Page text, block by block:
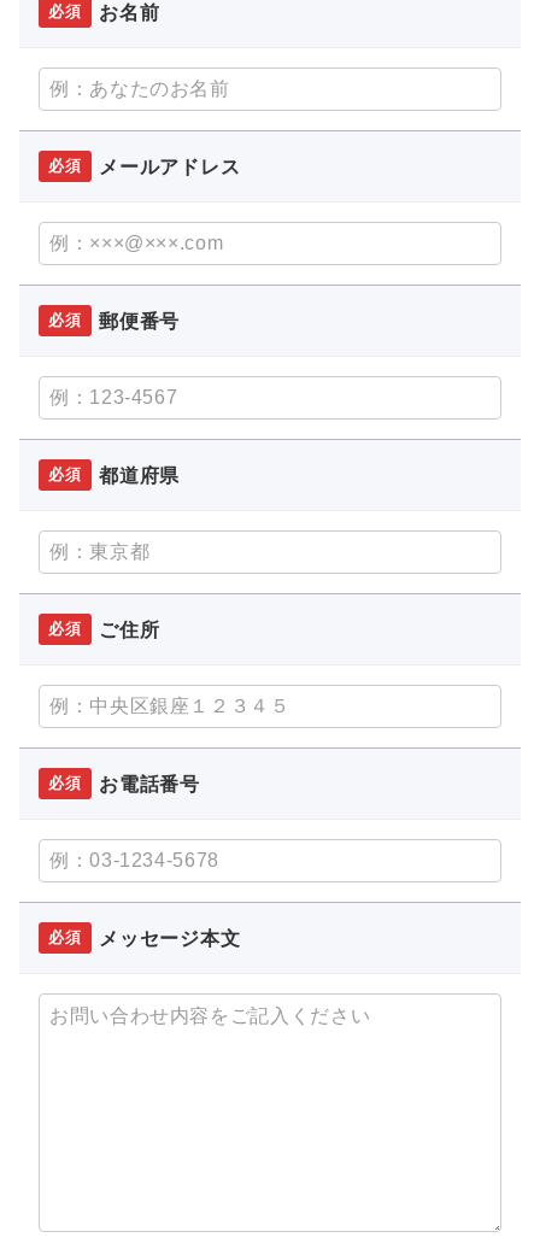
必須 お名前
必須 メールアドレス
必須 郵便番号
必須 都道府県
必須 ご住所
必須 お電話番号
必須 メッセージ本文